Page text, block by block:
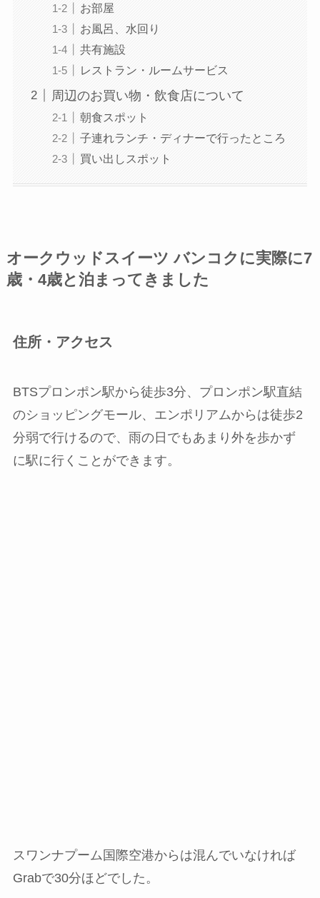
お部屋
お風呂、水回り
共有施設
レストラン・ルームサービス
周辺のお買い物・飲食店について
朝食スポット
子連れランチ・ディナーで行ったところ
買い出しスポット
オークウッドスイーツ バンコクに実際に7
歳・4歳と泊まってきました
住所・アクセス
BTSプロンポン駅から徒歩3分、プロンポン駅直結
のショッピングモール、エンポリアムからは徒歩2
分弱で行けるので、雨の日でもあまり外を歩かず
に駅に行くことができます。
スワンナプーム国際空港からは混んでいなければ
Grabで30分ほどでした。